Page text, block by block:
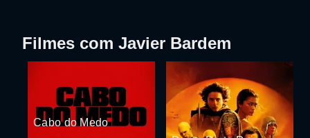
Filmes com Javier Bardem
Cabo do Medo